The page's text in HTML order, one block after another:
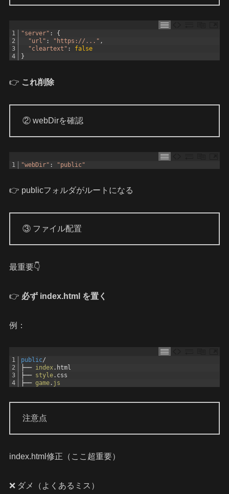
1
2
3
4
"server" :
{
"url" : "https://..." ,
"cleartext" :
false
}
👉 これ削除
② webDirを確認
1 "webDir" : "public"
👉 publicフォルダがルートになる
③ ファイル配置
最重要👇
👉 必ず index.html を置く
例：
1
2
3
4
public/
├── index . html
├── style . css
├── game . js
注意点
index.html修正（ここ超重要）
❌ ダメ（よくあるミス）